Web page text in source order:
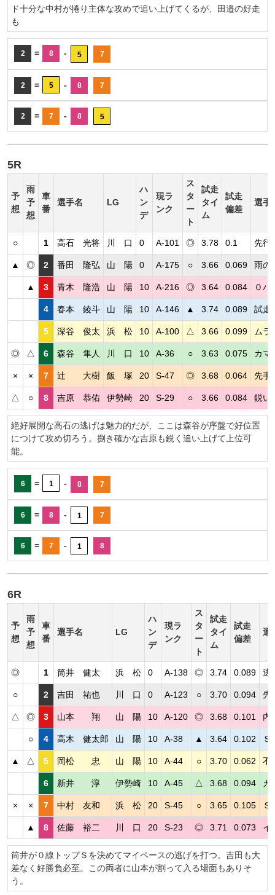
ド十分な中村が捲り主体な攻めで追い上げてくるが、田邉の好走
も
2 = 8 - 5 7
2 = 5 - 8 7
2 = 7 - 8 5
5R
予
想
雨
予
想
車
番
選手名 LG
ハ
ン
デ
現ラ
ンク
ス
タ
ー
ト
試走
タイ
ム
試走
偏差
選手
○ 1 高石 光将 川 口 0 A-101 ◎ 3.78 0.1 先行
▲ ◎ 2 番田 隆弘 山 陽 0 A-175 ○ 3.66 0.069 雨の
▲ 3 青木 隆浩 山 陽 10 A-216 ◎ 3.64 0.084 ０ハ
4 春本 綾斗 山 陽 10 A-146 ▲ 3.74 0.089 試走
5 深谷 俊太 浜 松 10 A-100 △ 3.66 0.099 ムラ
◎ △ 6 森谷 隼人 川 口 10 A-36 ○ 3.63 0.075 カマ
× × 7 辻 大樹 飯 塚 20 S-47 ◎ 3.68 0.064 先手
△ ○ 8 吉原 恭佑 伊勢崎 20 S-29 ○ 3.66 0.084 鋭い
絶好展開な高石の逃げは魅力的だが、ここは森谷が序盤で好位置
につけて攻め切ろう。捌き確かな吉原も鋭く追い上げて上位可
能。
6 = 1 - 8 7
6 = 8 - 1 7
6 = 7 - 1 8
6R
予
想
雨
予
想
車
番
選手名 LG
ハ
ン
デ
現ラ
ンク
ス
タ
ー
ト
試走
タイ
ム
試走
偏差
選
◎ 1 筒井 健太 浜 松 0 A-138 ◎ 3.74 0.089 逃
○ 2 吉田 祐也 川 口 0 A-123 ○ 3.70 0.094 先
△ ◎ 3 山本 翔 山 陽 10 A-120 ◎ 3.68 0.101 内
○ 4 高木 健太郎 山 陽 10 A-38 ▲ 3.64 0.102 Ｓ
▲ △ 5 岡松 忠 山 陽 10 A-44 ○ 3.70 0.062 不
6 新井 淳 伊勢崎 10 A-45 △ 3.68 0.094 カ
× × 7 中村 友和 浜 松 20 S-45 ○ 3.65 0.105 Ｓ
▲ 8 佐藤 裕二 川 口 20 S-23 ◎ 3.71 0.073 イ
筒井が０線トップＳを決めてマイペースの逃げを打つ。吉田も大
差なく好勝負必至。この両者に山本が割って入る場面もありそ
う。